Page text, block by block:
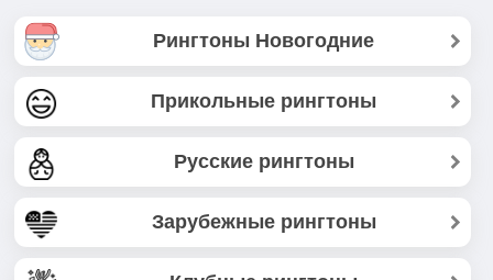
Рингтоны Новогодние
Прикольные рингтоны
Русские рингтоны
Зарубежные рингтоны